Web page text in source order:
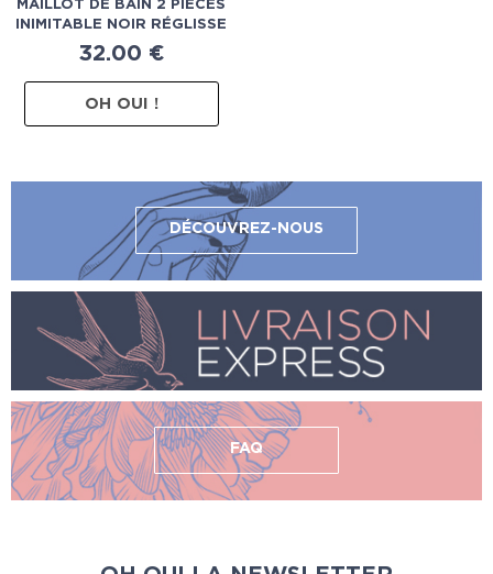
MAILLOT DE BAIN 2 PIÈCES
INIMITABLE NOIR RÉGLISSE
32.00 €
OH OUI !
DÉCOUVREZ-NOUS
FAQ